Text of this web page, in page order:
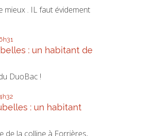
mieux . IL faut évidement
: un habitant de
DuoBac !
: un habitant
de la colline à Forrières,